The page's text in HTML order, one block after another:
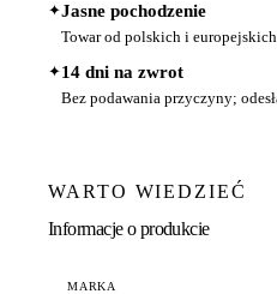
✦Jasne pochodzenie
Towar od polskich i
✦14 dni na zwrot
Bez podawania przyczyny;
WARTO WIEDZIEĆ
Informacje o produkcie
MARKA